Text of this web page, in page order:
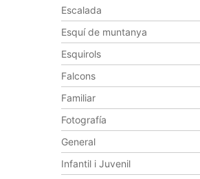
Escalada
Esquí de muntanya
Esquirols
Falcons
Familiar
Fotografía
General
Infantil i Juvenil